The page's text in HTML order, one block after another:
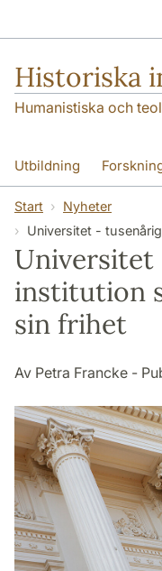
Historiska
Humanistiska och
Utbildning
Om institutionen
Start
Nyheter
Universitet - tusenårig
institution
sin frihet
Av Petra Francke -